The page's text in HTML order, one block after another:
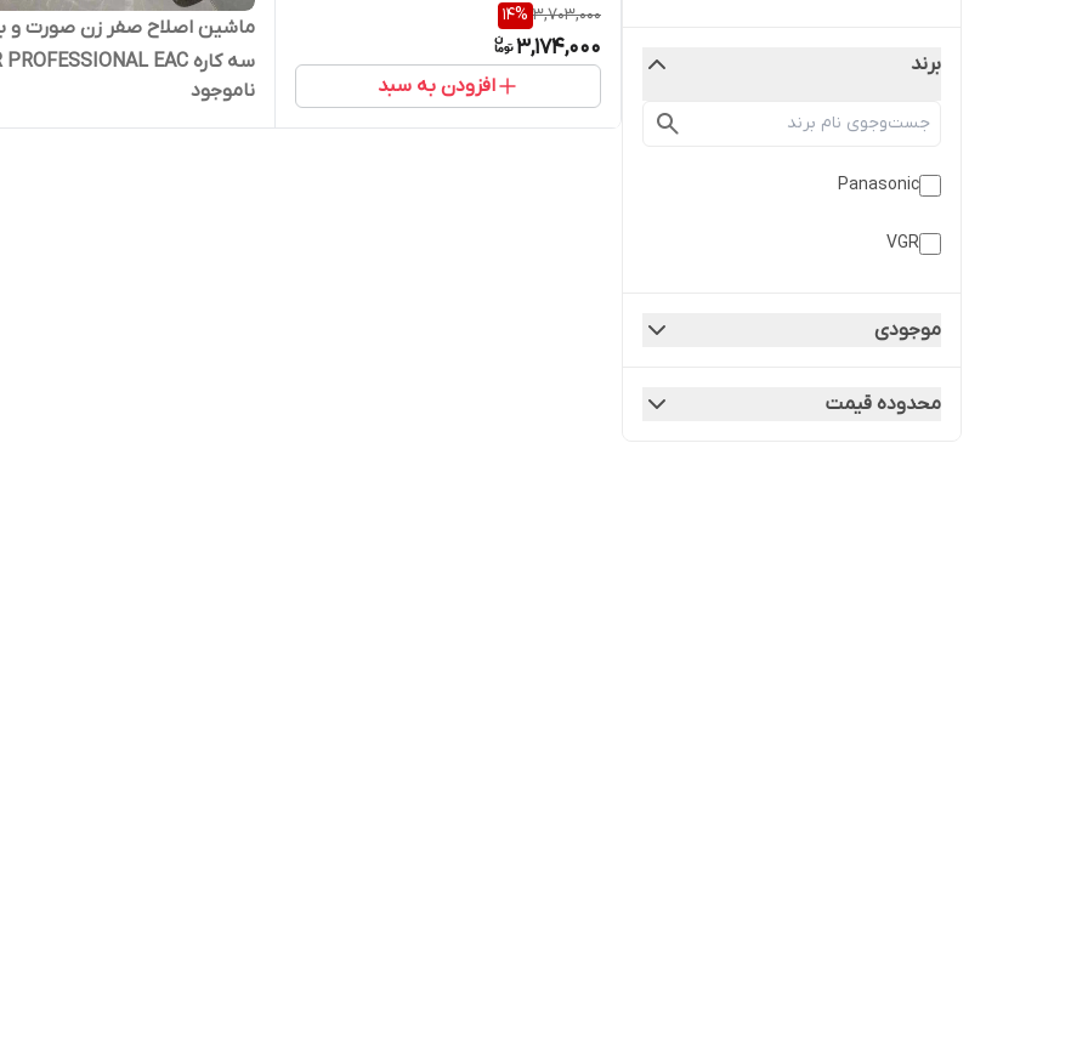
برند
Panasonic
VGR
موجودی
محدوده قیمت
3,703,000
14%
3,174,000
افزودن به سبد
ماشین اصلاح صفر زن صورت و
سه کاره VGR PROFESSIONAL EAC
ناموجود